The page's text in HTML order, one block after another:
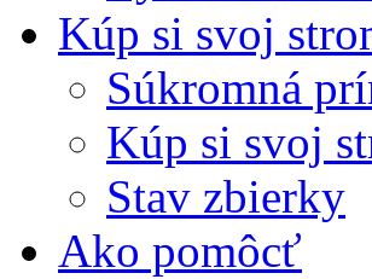
Kúp si svoj
Súkromná
Kúp si svoj
Stav zbierky
Ako pomôcť